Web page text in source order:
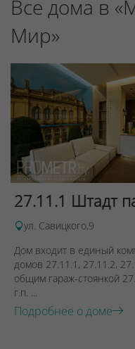
Все дома в
Мир»
27.11.1 Штадт
ул. Савицкого,9
Дом входит в единый
домов 27.11.1, 27.11.2,
общим гараж-стоянкой
г.п. ...
Подробнее о доме
Для обеспечения
используются cookies